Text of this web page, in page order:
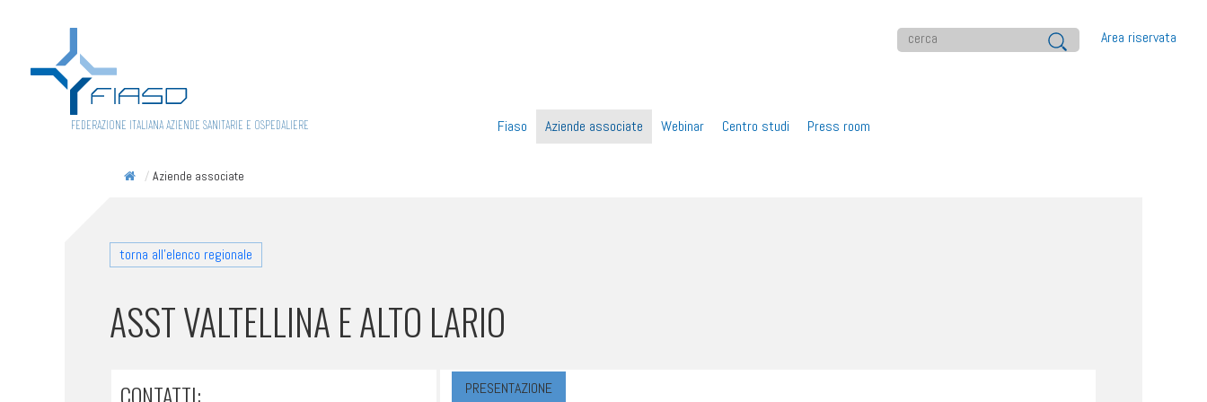
Area riservata
FEDERAZIONE ITALIANA AZIENDE SANITARIE E OSPEDALIERE
Vai
Fiaso Aziende associate Webinar Centro studi Press room
/ Aziende associate
torna all'elenco regionale
ASST VALTELLINA E ALTO LARIO
CONTATTI: PRESENTAZIONE